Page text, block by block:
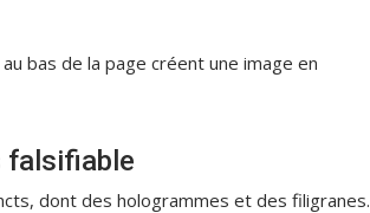
bas de la page créent une image en
falsifiable
dont des hologrammes et des filigranes.